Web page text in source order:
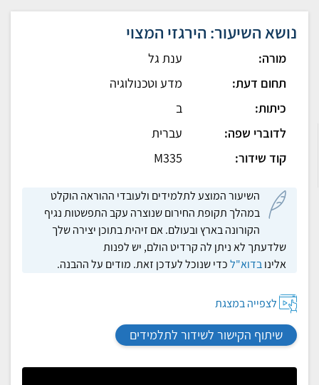
נושא השיעור: הירגזי המצוי
מורה:
ענת גל
תחום דעת:
מדע וטכנולוגיה
כיתות:
ב
לדוברי שפה:
עברית
קוד שידור:
M335
השיעור המוצע לתלמידים ולעובדי ההוראה הוקלט
במהלך תקופת החירום שנוצרה עקב התפשטות נגיף
הקורונה בארץ ובעולם. אם זיהית בתוכן יצירה שלך
שלדעתך לא ניתן לה קרדיט הולם, יש לפנות
אלינובדוא"לכדי שנוכל לעדכן זאת. מודים על ההבנה.
לצפייה במצגת
שיתוף הקישור לשידור לתלמידים